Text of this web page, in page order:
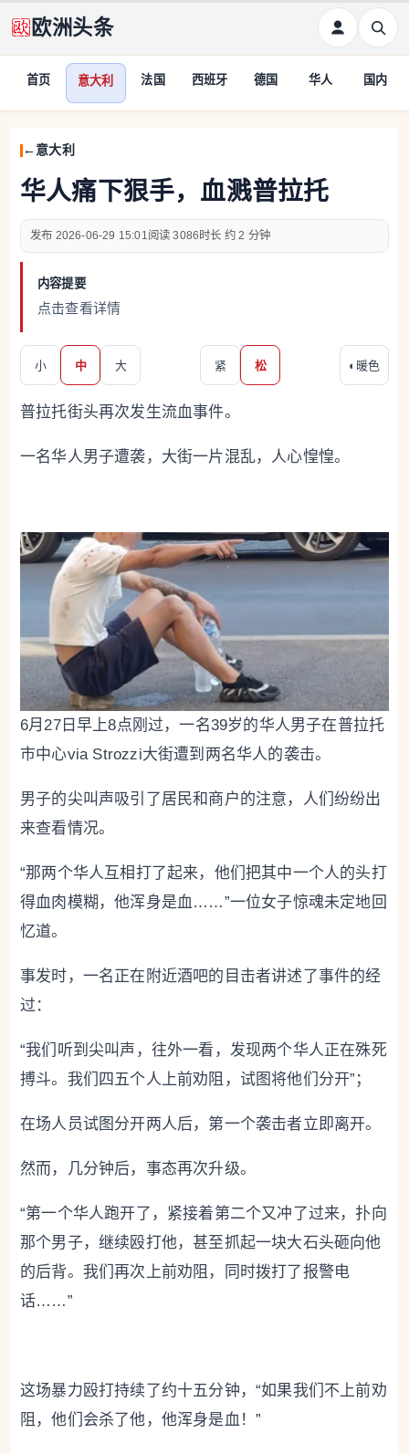
欧洲头条
首页 意大利 法国 西班牙 德国 华人 国内
意大利
华人痛下狠手，血溅普拉托
2026-06-29 15:01 3086 约 2 分钟
内容提要
点击查看详情
小 中 大 紧 松 ◐ 暖色
普拉托街头再次发生流血事件。
一名华人男子遭袭，大街一片混乱，人心惶惶。
6月27日早上8点刚过，一名39岁的华人男子在普拉托
市中心via Strozzi大街遭到两名华人的袭击。
男子的尖叫声吸引了居民和商户的注意，人们纷纷出
来查看情况。
“那两个华人互相打了起来，他们把其中一个人的头打
得血肉模糊，他浑身是血……”一位女子惊魂未定地回
忆道。
事发时，一名正在附近酒吧的目击者讲述了事件的经
过：
“我们听到尖叫声，往外一看，发现两个华人正在殊死
搏斗。我们四五个人上前劝阻，试图将他们分开”；
在场人员试图分开两人后，第一个袭击者立即离开。
然而，几分钟后，事态再次升级。
“第一个华人跑开了，紧接着第二个又冲了过来，扑向
那个男子，继续殴打他，甚至抓起一块大石头砸向他
的后背。我们再次上前劝阻，同时拨打了报警电
话……”
这场暴力殴打持续了约十五分钟，“如果我们不上前劝
阻，他们会杀了他，他浑身是血！”